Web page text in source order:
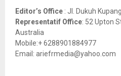
Editor’s Office : Jl. Dukuh
Representatif Office: 52 Upton
Australia
Mobile:+ 6288901884977
Email: ariefrmedia@yahoo.com